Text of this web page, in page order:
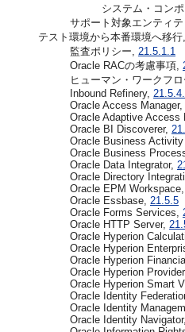
システム・コン
サポート対象エンティテ
テスト環境から本番環境へ移行,
監査ポリシー, 21.5.1.1
Oracle RACの考慮事項,
ヒューマン・ワークフ
Inbound Refinery,
Oracle Access Manager,
Oracle Adaptive Access
Oracle BI Discoverer,
Oracle Business Activity
Oracle Business
Oracle Data Integrator,
Oracle Directory
Oracle EPM Workspace,
Oracle Essbase, 21.5.5
Oracle Forms Services,
Oracle HTTP Server,
Oracle Hyperion
Oracle Hyperion
Oracle Hyperion
Oracle Hyperion
Oracle Hyperion Smart
Oracle Identity
Oracle Identity
Oracle Identity Navigator,